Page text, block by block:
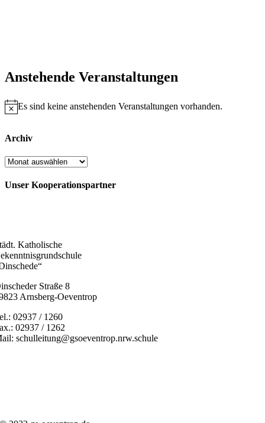
Anstehende Veranstaltungen
Hinweis
Es sind keine anstehenden Veranstaltungen vorhanden.
Archiv
Archiv
Unser Kooperationspartner
Katholische
Straße 8
Arnsberg-Oeventrop
02937 / 1260
02937 / 1262
schulleitung@gsoeventrop.nrw.schule